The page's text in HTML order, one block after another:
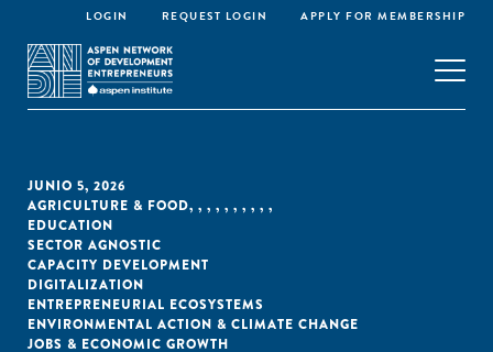
LOGIN REQUEST LOGIN APPLY FOR MEMBERSHIP
JUNIO 5, 2026
AGRICULTURE & FOOD,
EDUCATION
,
SECTOR AGNOSTIC
,
CAPACITY DEVELOPMENT
,
DIGITALIZATION
,
ENTREPRENEURIAL ECOSYSTEMS
,
ENVIRONMENTAL ACTION & CLIMATE CHANGE
,
JOBS & ECONOMIC GROWTH
, , ,